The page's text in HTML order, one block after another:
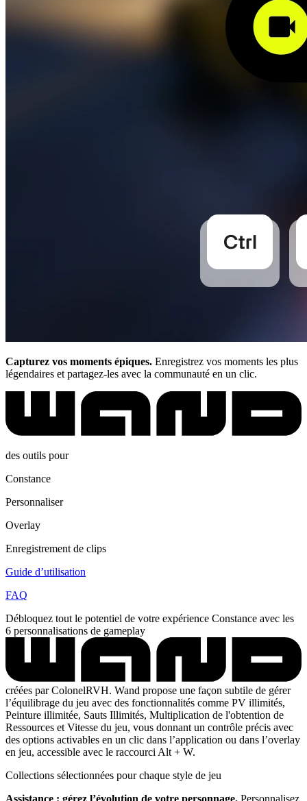
Capturez vos moments épiques. Enregistrez vos moments les plus
légendaires et partagez-les avec la communauté en un clic.
des outils pour
Constance
Personnaliser
Overlay
Enregistrement de clips
Guide d’utilisation
FAQ
Débloquez tout le potentiel de votre expérience Constance avec les
6 personnalisations de gameplay
créées par ColonelRVH. Wand propose une façon subtile de gérer
l’équilibrage du jeu avec des fonctionnalités comme PV illimités,
Peinture illimitée, Sauts Illimités, Multiplication de l'obtention de
Ressources et Vitesse du jeu, vous donnant un contrôle précis avec
des options activables en un clic dans l’application ou dans l’overlay
en jeu, accessible avec le raccourci Alt + W.
Collections sélectionnées pour chaque style de jeu
Assistance : gérez l’évolution de votre personnage. Personnalisez